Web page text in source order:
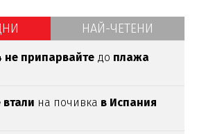
НАЙ-ЧЕТЕНИ
не припарвайте до плажа
на почивка в Испания